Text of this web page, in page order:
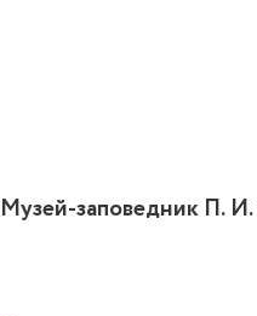
Музей-заповедник П. И.